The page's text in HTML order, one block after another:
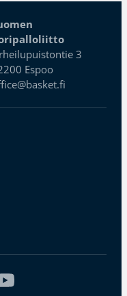
3
Espoo